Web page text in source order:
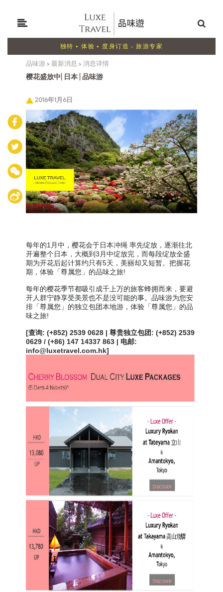
独特 • 体验 • 度身订造 - 旅游专家
品味游 >最新消息 >消息详情
樱花盛放中| 日本 | 品味游
2016年1月6日
每年的1月中，樱花会于日本冲绳 率先绽放，逐渐往北
开遍整个日本，大概到3月中绽放完，而每段绽放全盛
期为开花后起计算约只有5天，美丽却又短暂。把握花
期，体验「尊属您」的品味之旅!
每年的樱花季节都吸引成千上万的旅客蜂拥而来，要避
开人群宁静享受美景也不是没可能的事。品味游为您安
排「尊属您」的独立包团本地游，体验「尊属您」的品
味之旅!
[查询: (+852) 2539 0628 | 尊贵独立包团: (+852) 2539
0629 / (+86) 147 14337 863 | 电邮:
info@luxetravel.com.hk]